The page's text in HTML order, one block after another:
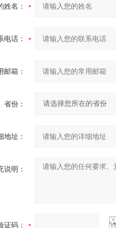
姓名：
电话：
邮箱：
省份：
地址：
说明：
证码：